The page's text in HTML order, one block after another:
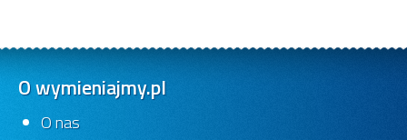
O wymieniajmy.pl
O nas